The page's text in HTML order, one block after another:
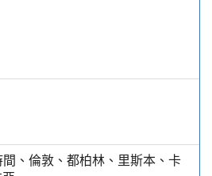
、倫敦、都柏林、里斯本、卡